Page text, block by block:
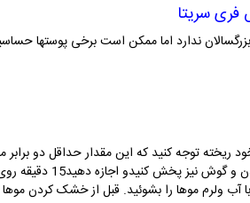
سریتا
ندارد اما ممکن است برخی پوستها
ریخته توجه کنید که این مقدار حداقل دو
بخوبی روی سر پخش
ولرم موها را بشوئید. قبل از خشک کردن موها